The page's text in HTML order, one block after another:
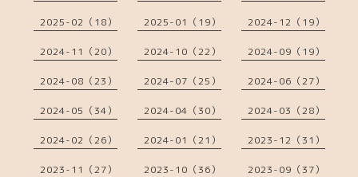
2025-02（18） 2025-01（19） 2024-12（19）
2024-11（20） 2024-10（22） 2024-09（19）
2024-08（23） 2024-07（25） 2024-06（27）
2024-05（34） 2024-04（30） 2024-03（28）
2024-02（26） 2024-01（21） 2023-12（31）
2023-11（27） 2023-10（36） 2023-09（37）